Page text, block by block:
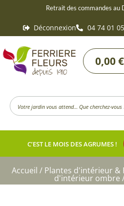
contenu
Retrait des commandes au
Déconnexion 04 74 01
0,00€
Search
...
C’EST LE MOIS DES AGRUMES !
Accueil / Plantes d'intérieur &
d'intérieur ombre